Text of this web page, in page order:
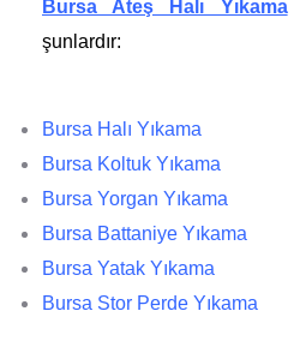
Bursa Ateş Halı Yıkama
şunlardır:
Bursa Halı Yıkama
Bursa Koltuk Yıkama
Bursa Yorgan Yıkama
Bursa Battaniye Yıkama
Bursa Yatak Yıkama
Bursa Stor Perde Yıkama